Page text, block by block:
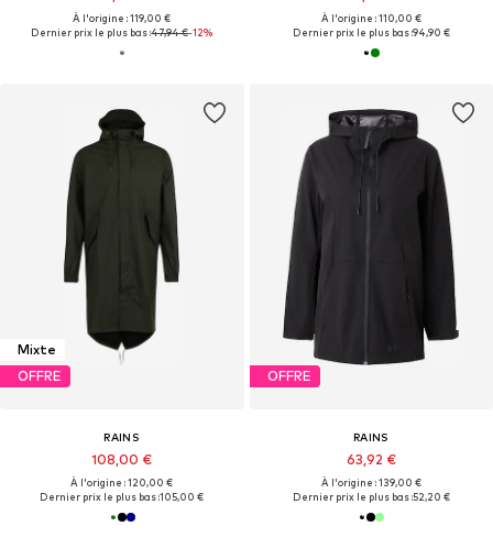
À l'origine : 119,00 €
Dernier prix le plus bas :47,94 €-12%
À l'origine : 110,00 €
Dernier prix le plus bas :94,90 €
Mixte
OFFRE
RAINS
108,00 €
À l'origine : 120,00 €
Dernier prix le plus bas :105,00 €
OFFRE
RAINS
63,92 €
À l'origine : 139,00 €
Dernier prix le plus bas :52,20 €